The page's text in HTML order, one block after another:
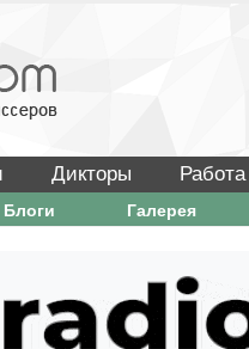
Дикторы
Блоги Галерея